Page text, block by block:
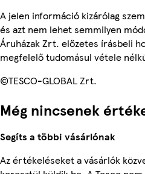
A jelen információ kizárólag
és azt nem lehet semmilyen
Áruházak Zrt. előzetes írásbeli
megfelelő tudomásul vétele
©TESCO-GLOBAL Zrt.
Még nincsenek
Segíts a többi vásárlónak
Az értékeléseket a vásárlók